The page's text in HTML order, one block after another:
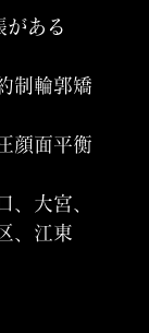
ある
制輪郭矯
顔面平衡
、大宮、
、江東